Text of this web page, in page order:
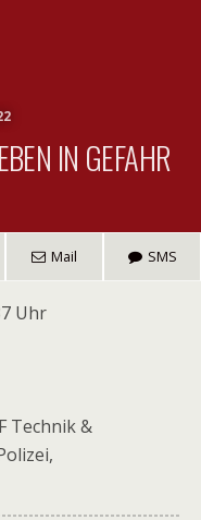
IN GEFAHR
Mail SMS
Uhr
Technik &